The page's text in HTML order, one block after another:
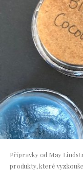
Přípravky od May
produkty, které